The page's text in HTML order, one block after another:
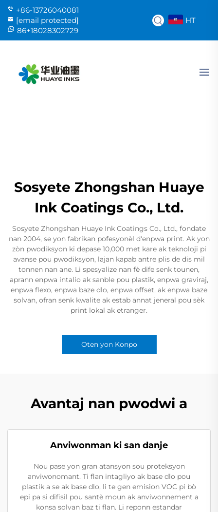
+86-13726040081
[email protected]
86+18028302729
HT
Sosyete Zhongshan Huaye
Ink Coatings Co., Ltd.
Sosyete Zhongshan Huaye Ink Coatings Co., Ltd., fondate
nan 2004, se yon fabrikan pofesyonèl d'enpwa print. Ak yon
zòn pwodiksyon ki depase 10,000 met kare ak teknoloji pi
avanse pou pwodiksyon, lajan kapab antre plis de dis mil
tonnen nan ane. Li spesyalize nan fè dife senk tounen,
aprann enpwa intalio ak sanble pou plastik, enpwa graviraj,
enpwa flexo, enpwa baze dlo, enpwa offset, ak enpwa baze
solvan, ofran senk kwalite ak estab annat jeneral pou sèk
print lokal ak etranger.
Oten yon Konpo
Avantaj nan pwodwi a
Anviwonman ki san danje
Nou pase yon gran atansyon sou proteksyon
anviwonomant. Ti flan intagliyo ak base dlo pou
plastik a se ak base dlo, li te gen emision VOC pi bò
epi pa si difisil pou santè moun ak anviwonnement a
konsa solvan baz ti flan. Li reponn estandar